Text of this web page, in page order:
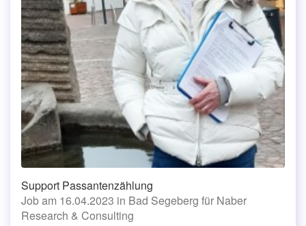
Support Passantenzählung
Job am 16.04.2023 in Bad Segeberg für Naber
Research & Consulting